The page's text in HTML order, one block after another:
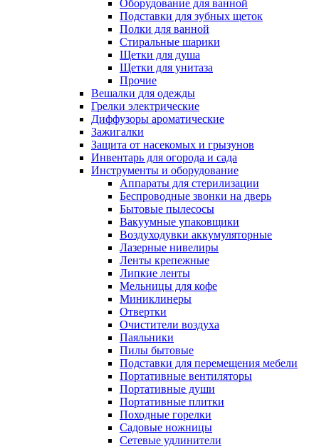
Оборудование для ванной
Подставки для зубных щеток
Полки для ванной
Стиральные шарики
Щетки для душа
Щетки для унитаза
Прочие
Вешалки для одежды
Грелки электрические
Диффузоры ароматические
Зажигалки
Защита от насекомых и грызунов
Инвентарь для огорода и сада
Инструменты и оборудование
Аппараты для стерилизации
Беспроводные звонки на дверь
Бытовые пылесосы
Вакуумные упаковщики
Воздуходувки аккумуляторные
Лазерные нивелиры
Ленты крепежные
Липкие ленты
Мельницы для кофе
Миниклинеры
Отвертки
Очистители воздуха
Паяльники
Пилы бытовые
Подставки для перемещения мебели
Портативные вентиляторы
Портативные души
Портативные плитки
Походные горелки
Садовые ножницы
Сетевые удлинители